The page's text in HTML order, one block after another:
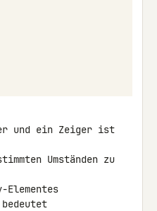
und ein Zeiger ist
Umständen zu